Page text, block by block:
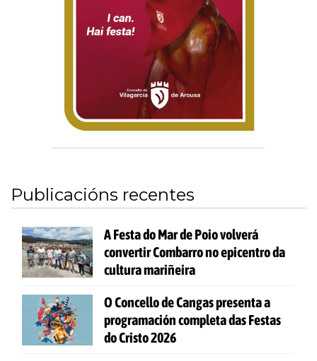
Publicacións recentes
A Festa do Mar de Poio volverá
convertir Combarro no epicentro da
cultura mariñeira
O Concello de Cangas presenta a
programación completa das Festas
do Cristo 2026